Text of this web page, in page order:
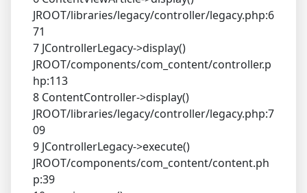
JROOT/libraries/legacy/controller/legacy.php:6
71
7 JControllerLegacy->display()
JROOT/components/com_content/controller.p
hp:113
8 ContentController->display()
JROOT/libraries/legacy/controller/legacy.php:7
09
9 JControllerLegacy->execute()
JROOT/components/com_content/content.ph
p:39